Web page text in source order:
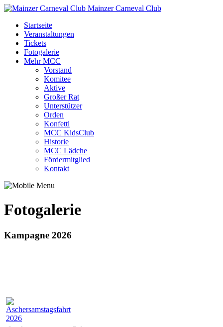
Mainzer Carneval Club
Startseite
Veranstaltungen
Tickets
Fotogalerie
Mehr MCC
Vorstand
Komitee
Aktive
Großer Rat
Unterstützer
Orden
Konfetti
MCC KidsClub
Historie
MCC Lädche
Fördermitglied
Kontakt
Fotogalerie
Kampagne 2026